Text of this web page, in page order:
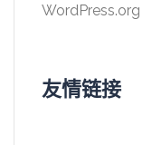
WordPress.org
友情链接